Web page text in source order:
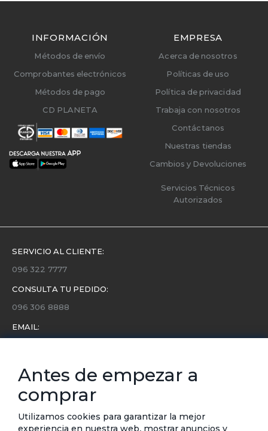
INFORMACIÓN
Métodos de envío
Comprobantes electrónicos
Métodos de pago
CD PLANETA
EMPRESA
Acerca de nosotros
Políticas de uso
Política de privacidad
Trabaja con nosotros
Contáctanos
Nuestras tiendas
Cambios y Devoluciones
Servicios Técnicos
Autorizados
SERVICIO AL CLIENTE:
096 322 7777
CONSULTA TU PEDIDO:
096 306 8888
EMAIL:
Conoce toda la información sobre últimas colecciones,
eventos y ofertas.
Subscríbete a nuestro newsletter
Antes de empezar a
comprar
Utilizamos cookies para garantizar la mejor
experiencia en nuestra web, mostrar anuncios y